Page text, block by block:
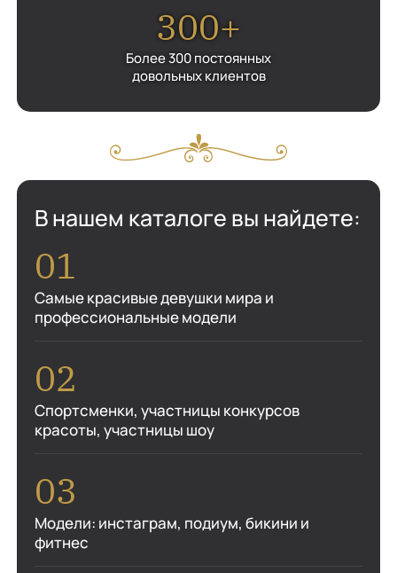
300+
Более 300 постоянных
довольных клиентов
В нашем каталоге вы найдете:
Самые красивые девушки мира и
профессиональные модели
Спортсменки, участницы конкурсов
красоты, участницы шоу
Модели: инстаграм, подиум, бикини и
фитнес